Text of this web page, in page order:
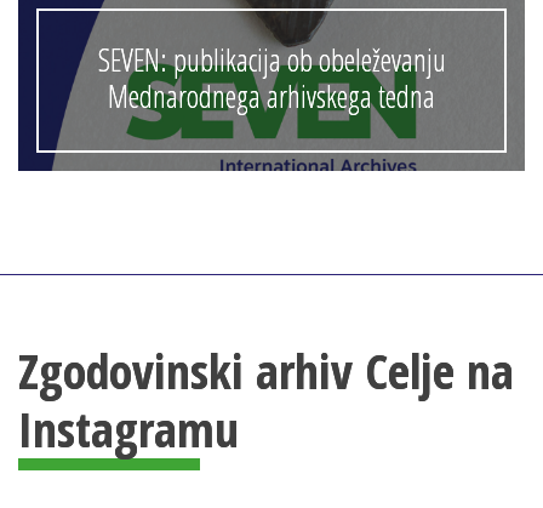
SEVEN: publikacija ob obeleževanju
Mednarodnega arhivskega tedna
Zgodovinski arhiv Celje na
Instagramu